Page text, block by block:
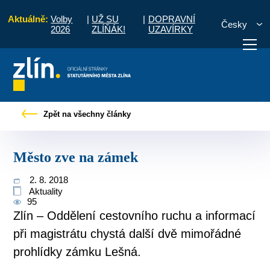
Aktuálně: Volby
2026
| UŽ SU
ZLÍŇÁK!
| DOPRAVNÍ
UZAVÍRKY
Česky
vyřídit Potřebuji zaplatit
Zpět na všechny články
Město zve na zámek
2. 8. 2018
Aktuality
95
Zlín – Oddělení cestovního ruchu a informací
při magistrátu chystá další dvě mimořádné
prohlídky zámku Lešná.